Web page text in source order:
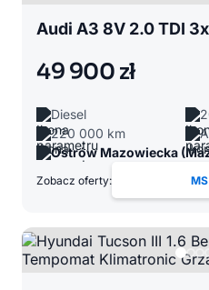
49 900 zł
Diesel
220 000 km
Ostrów Mazowiecka
Zobacz oferty: